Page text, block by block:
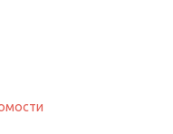
імені